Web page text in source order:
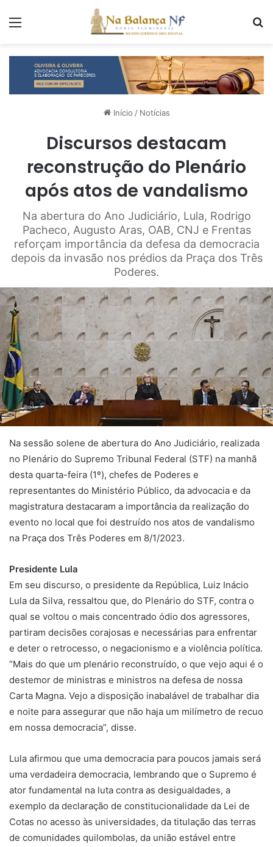
Início / Notícias
Discursos destacam
reconstrução do Plenário
após atos de vandalismo
Na abertura do Ano Judiciário, Lula, Rodrigo
Pacheco, Augusto Aras, OAB, CNJ e Frentas
reforçam importância da defesa da democracia
depois da invasão nos prédios da Praça dos Três
Poderes.
Na sessão solene de abertura do Ano Judiciário, realizada
no Plenário do Supremo Tribunal Federal (STF) na manhã
desta quarta-feira (1º), chefes de Poderes e
representantes do Ministério Público, da advocacia e da
magistratura destacaram a importância da realização do
evento no local que foi destruído nos atos de vandalismo
na Praça dos Três Poderes em 8/1/2023.
Presidente Lula
Em seu discurso, o presidente da República, Luiz Inácio
Lula da Silva, ressaltou que, do Plenário do STF, contra o
qual se voltou o mais concentrado ódio dos agressores,
partiram decisões corajosas e necessárias para enfrentar
e deter o retrocesso, o negacionismo e a violência política.
“Mais do que um plenário reconstruído, o que vejo aqui é o
destemor de ministras e ministros na defesa de nossa
Carta Magna. Vejo a disposição inabalável de trabalhar dia
e noite para assegurar que não haja um milímetro de recuo
em nossa democracia”, disse.
Lula afirmou que uma democracia para poucos jamais será
uma verdadeira democracia, lembrando que o Supremo é
ator fundamental na luta contra as desigualdades, a
exemplo da declaração de constitucionalidade da Lei de
Cotas no acesso às universidades, da titulação das terras
de comunidades quilombolas, da união estável entre